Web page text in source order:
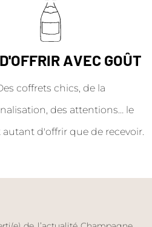
AVEC GOÛT
coffrets chics, de la
des attentions… le
autant d'offrir que de recevoir.